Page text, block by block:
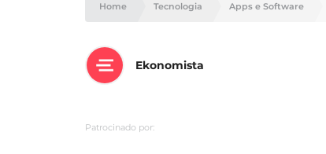
Home Tecnologia Apps e Software
Ekonomista
Patrocinado por: